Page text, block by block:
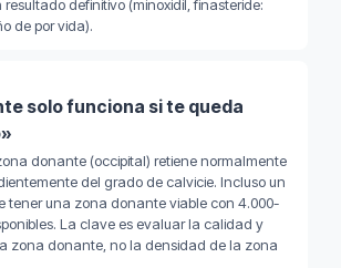
definitivo (minoxidil, finasteride:
de por vida).
solo funciona si te queda
donante (occipital) retiene normalmente
del grado de calvicie. Incluso un
tener una zona donante viable con 4.000-
La clave es evaluar la calidad y
zona donante, no la densidad de la zona